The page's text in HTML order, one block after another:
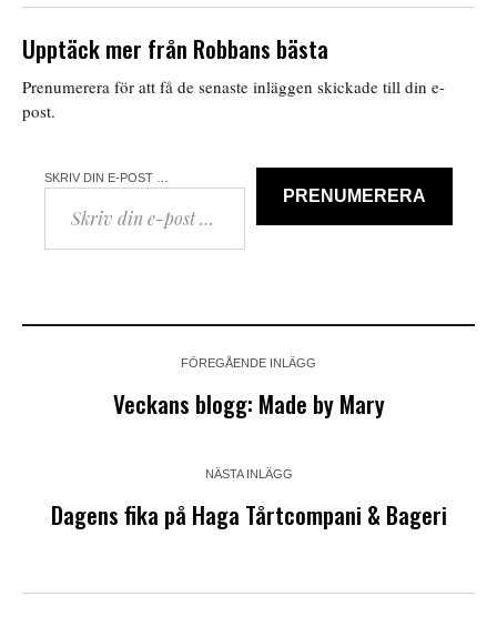
Upptäck mer från Robbans bästa
Prenumerera för att få de senaste inläggen skickade till din e-
post.
SKRIV DIN E-POST …
PRENUMERERA
FÖREGÅENDE INLÄGG
Veckans blogg: Made by Mary
NÄSTA INLÄGG
Dagens fika på Haga Tårtcompani & Bageri